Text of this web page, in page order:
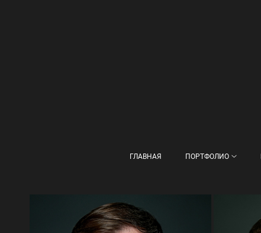
ГЛАВНАЯ ПОРТФОЛИО